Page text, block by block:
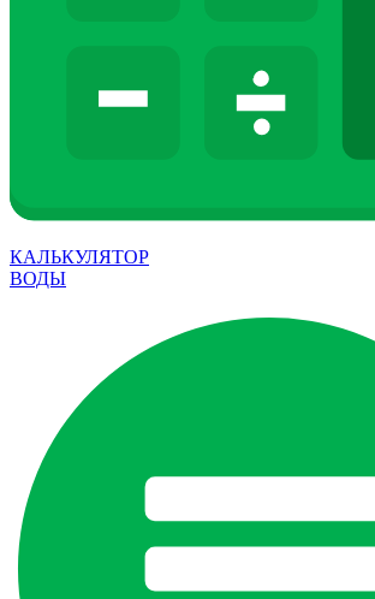
КАЛЬКУЛЯТОР
ВОДЫ